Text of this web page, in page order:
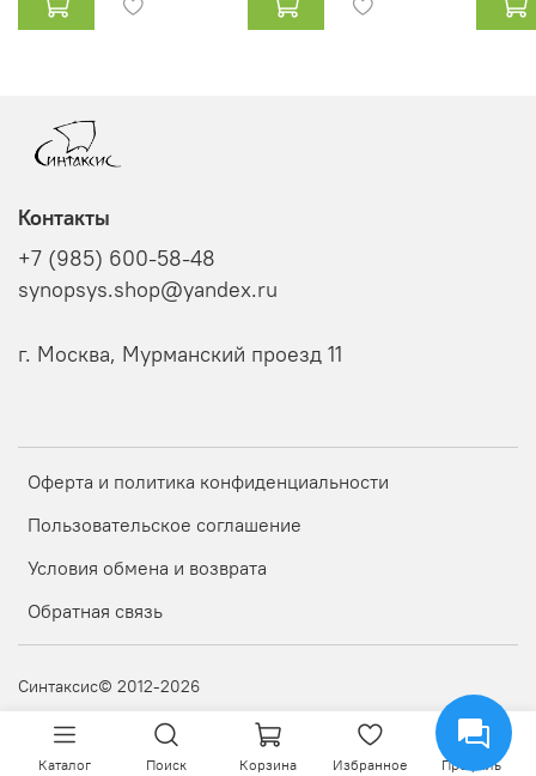
Оферта и политика конфиденциальности
Пользовательское соглашение
Условия обмена и возврата
Обратная связь
Контакты
+7 (985) 600-58-48
synopsys.shop@yandex.ru
г. Москва, Мурманский проезд 11
Синтаксис© 2012-2026
Каталог Поиск Корзина Избранное Профиль